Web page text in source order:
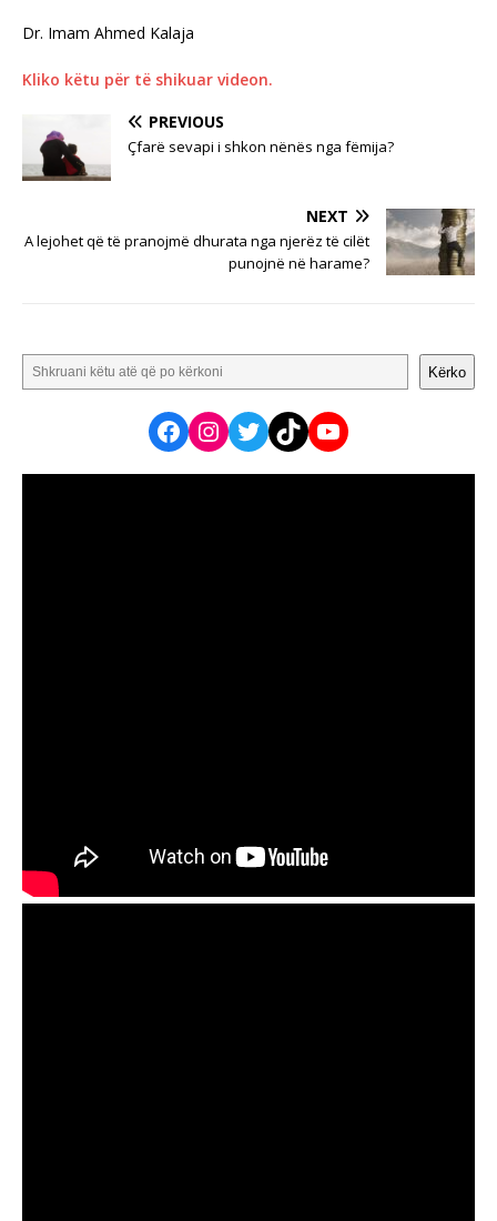
Dr. Imam Ahmed Kalaja
Kliko këtu për të shikuar videon.
PREVIOUS
Çfarë sevapi i shkon nënës nga fëmija?
NEXT
A lejohet që të pranojmë dhurata nga njerëz të cilët
punojnë në harame?
Kërko